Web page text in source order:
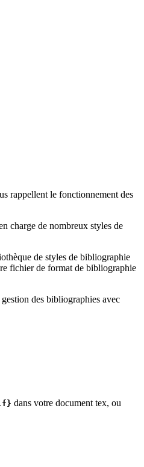
rappellent le fonctionnement des
charge de nombreux styles de
de styles de bibliographie
fichier de format de bibliographie
des bibliographies avec
lf} dans votre document tex, ou